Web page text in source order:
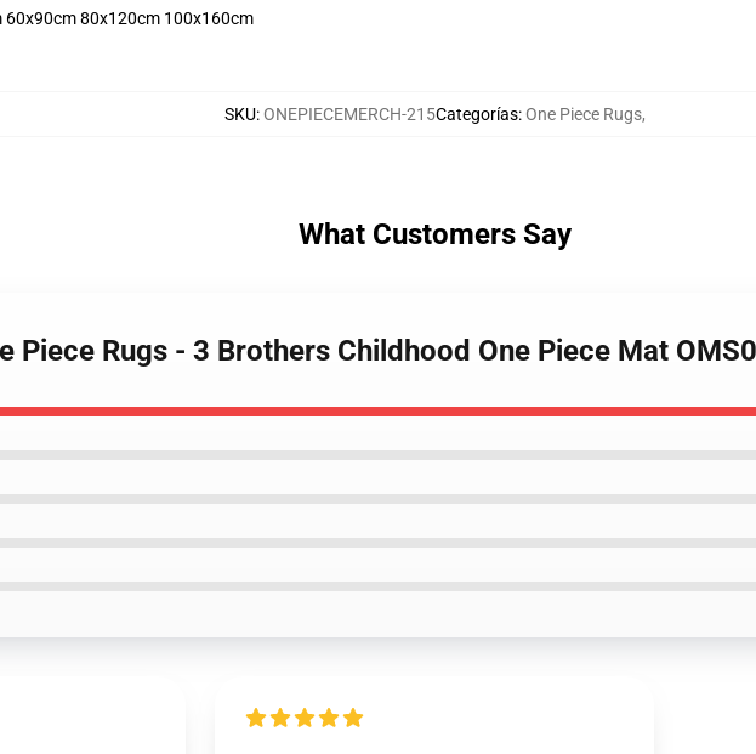
60x90cm 80x120cm 100x160cm
SKU:ONEPIECEMERCH-215Categorías:One Piece Rugs,
What Customers Say
Piece Rugs - 3 Brothers Childhood One Piece Mat